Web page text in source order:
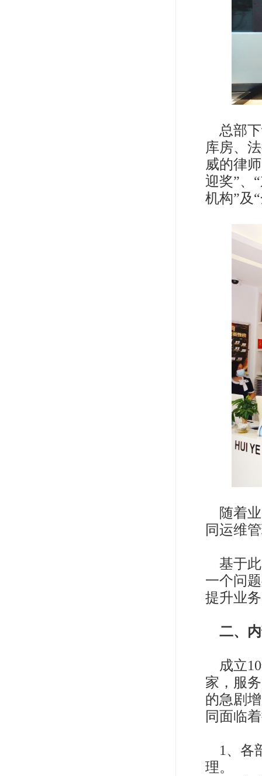
总部
库房、
威的律
迎奖”、
机构”及
随着
同运维
基于
一个问
提升业
二、
成立
家，服
的急剧
同面临
1、各
理。